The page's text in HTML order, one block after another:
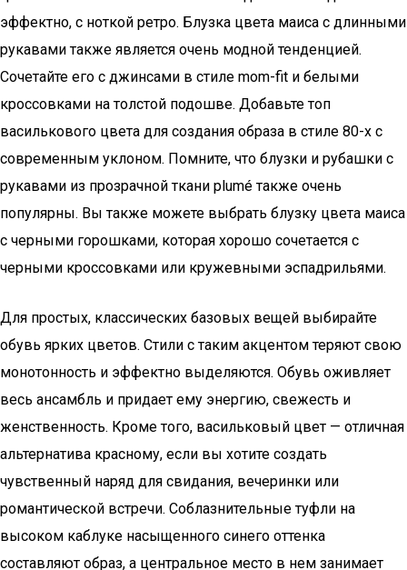
эффектно, с ноткой ретро. Блузка цвета маиса с длинными
рукавами также является очень модной тенденцией.
Сочетайте его с джинсами в стиле mom-fit и белыми
кроссовками на толстой подошве. Добавьте топ
василькового цвета для создания образа в стиле 80-х с
современным уклоном. Помните, что блузки и рубашки с
рукавами из прозрачной ткани plumé также очень
популярны. Вы также можете выбрать блузку цвета маиса
с черными горошками, которая хорошо сочетается с
черными кроссовками или кружевными эспадрильями.
Для простых, классических базовых вещей выбирайте
обувь ярких цветов. Стили с таким акцентом теряют свою
монотонность и эффектно выделяются. Обувь оживляет
весь ансамбль и придает ему энергию, свежесть и
женственность. Кроме того, васильковый цвет — отличная
альтернатива красному, если вы хотите создать
чувственный наряд для свидания, вечеринки или
романтической встречи. Соблазнительные туфли на
высоком каблуке насыщенного синего оттенка
составляют образ, а центральное место в нем занимает